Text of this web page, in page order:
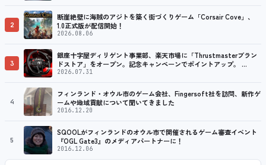
2
断崖絶壁に海賊のアジトを築く街づくりゲーム「Corsair Cove」、
1.0正式版が配信開始！
2026.08.06
3
銀座十字屋ディリゲント事業部、楽天市場に「Thrustmasterブラン
ドストア」をオープン。記念キャンペーンでポイントアップ。 …
2026.07.31
4
フィンランド・オウル市のゲーム会社、Fingersoft社を訪問、新作ゲ
ームや地域貢献について聞いてきました
2016.12.20
5
SQOOLがフィンランドのオウル市で開催されるゲーム審査イベント
『OGL Gate3』のメディアパートナーに！
2016.12.06